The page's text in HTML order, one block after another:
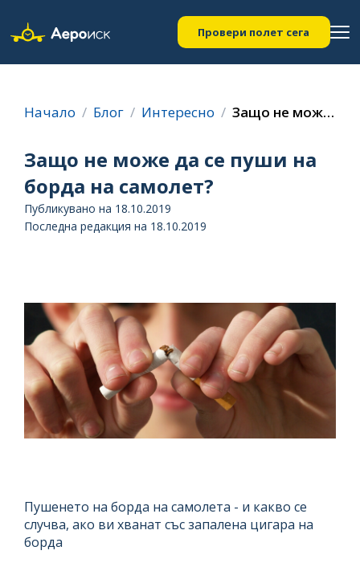
Провери полет сега
Начало Блог Интересно Защо не може да се пуши на борда на самолет?
Защо не може да се пуши на
борда на самолет?
Публикувано на 18.10.2019
Последна редакция на 18.10.2019
Пушенето на борда на самолета - и какво се
случва, ако ви хванат със запалена цигара на
борда